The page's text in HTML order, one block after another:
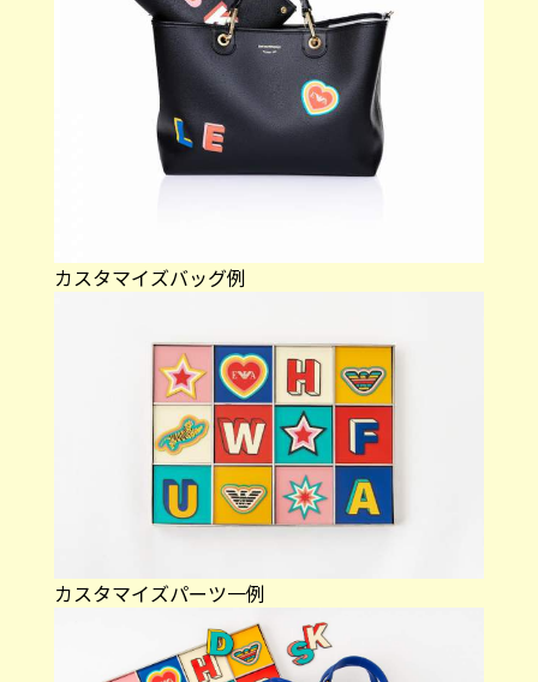
カスタマイズバッグ例
カスタマイズパーツ一例